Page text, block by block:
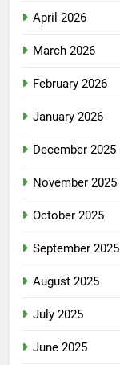
April 2026
March 2026
February 2026
January 2026
December 2025
November 2025
October 2025
September 2025
August 2025
July 2025
June 2025